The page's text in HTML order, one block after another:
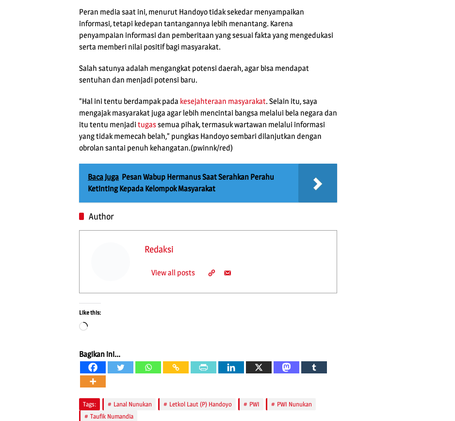
Peran media saat ini, menurut Handoyo tidak sekedar menyampaikan
informasi, tetapi kedepan tantangannya lebih menantang. Karena
penyampaian informasi dan pemberitaan yang sesuai fakta yang mengedukasi
serta memberi nilai positif bagi masyarakat.
Salah satunya adalah mengangkat potensi daerah, agar bisa mendapat
sentuhan dan menjadi potensi baru.
“Hal ini tentu berdampak pada kesejahteraan masyarakat. Selain itu, saya
mengajak masyarakat juga agar lebih mencintai bangsa melalui bela negara dan
itu tentu menjadi tugassemua pihak, termasuk wartawan melalui informasi
yang tidak memecah belah,” pungkas Handoyo sembari dilanjutkan dengan
obrolan santai penuh kehangatan.(pwinnk/red)
Baca Juga Pesan Wabup Hermanus Saat Serahkan Perahu
Ketinting Kepada Kelompok Masyarakat
Author
Redaksi
View all posts
Like this:
Loading…
Bagikan ini...
Tags: Lanal Nunukan Letkol Laut (P) Handoyo PWI
PWI Nunukan
Taufik Numandia